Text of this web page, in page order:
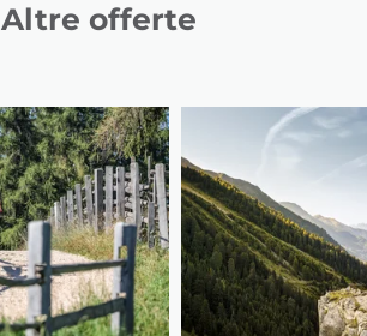
Altre offerte